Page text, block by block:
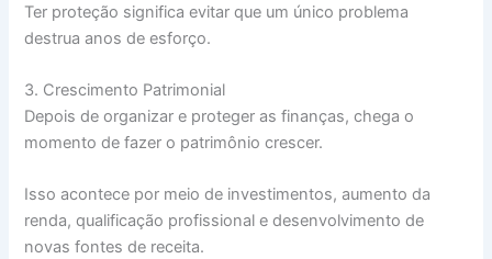
Ter proteção significa evitar que um único problema
destrua anos de esforço.
3. Crescimento Patrimonial
Depois de organizar e proteger as finanças, chega o
momento de fazer o patrimônio crescer.
Isso acontece por meio de investimentos, aumento da
renda, qualificação profissional e desenvolvimento de
novas fontes de receita.